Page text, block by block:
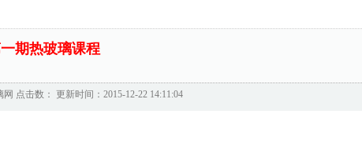
期热玻璃课程
网 点击数： 更新时间：2015-12-22 14:11:04